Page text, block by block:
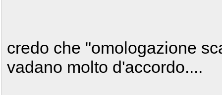
credo che "omologazione
vadano molto d'accordo....